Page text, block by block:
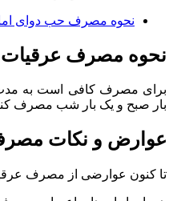
نحوه مصرف حب دوای
نحوه مصرف عرقیات
بار صبح و یک بار شب مصرف
عوارض و نکات
تا کنون عوارضی از مصرف